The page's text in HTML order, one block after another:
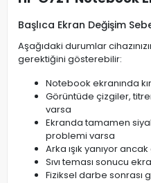
Başlıca Ekran Değişim
Aşağıdaki durumlar
gerektiğini gösterebilir:
Notebook ekranında
Görüntüde çizgiler,
varsa
Ekranda tamamen
problemi varsa
Arka ışık yanıyor
Sıvı teması sonucu
Fiziksel darbe sonrası